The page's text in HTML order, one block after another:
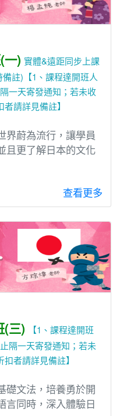
一) 實體&遠距同步上課
註)【1、課程達開班人
一天寄發通知；若未收
請詳見備註】
界蔚為流⾏，讓學員
且更了解⽇本的文化
查看更多
(三)
【1、課程達開班
隔一天寄發通知；若未
者請詳見備註】
礎文法，培養勇於開
⾔同時，深入體驗⽇